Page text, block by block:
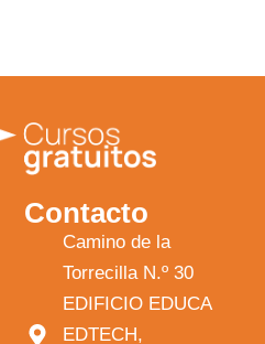
Contacto
Camino de la
Torrecilla N.º 30
EDIFICIO EDUCA
EDTECH,